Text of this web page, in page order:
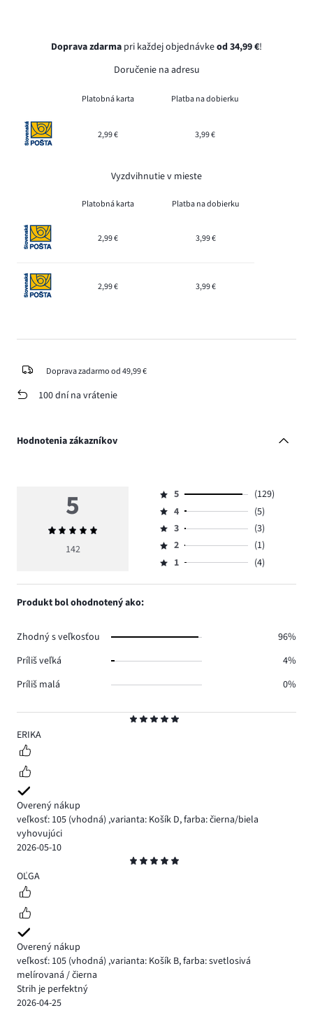
Doprava zdarma pri každej objednávkeod 34,99 €!
Doručenie na adresu
Platobná karta Platba na dobierku
2,99 € 3,99 €
Vyzdvihnutie v mieste
Platobná karta Platba na dobierku
2,99 € 3,99 €
2,99 € 3,99 €
Doprava zadarmo od 49,99 €
100 dní na vrátenie
Hodnotenia zákazníkov
5
ERIKA
Overený nákup
veľkosť: 105 (vhodná) ,varianta: Košík D,farba: čierna/biela
vyhovujúci
2026-05-10
5
OĽGA
Overený nákup
veľkosť: 105 (vhodná) ,varianta: Košík B,farba: svetlosivá
melírovaná / čierna
Strih je perfektný
2026-04-25
5
Priemerné
hodnotenie
142
Hodnotenie
5,
počet
hlasov
129.
5
(129)
Hodnotenie
4,
počet
hlasov
4
(5)
Hodnotenie
3,
počet
3
(3)
Hodnotenie
2,
2
(1)
Hodnotenie
1,
1 (4)
Produkt bol ohodnotený ako:
Zhodný s veľkosťou
96%
Príliš veľká
4%
Príliš malá
0%